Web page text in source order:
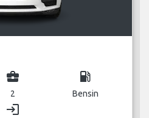
business_center
2
local_gas_station
Bensin
login